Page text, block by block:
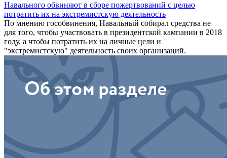
Навального обвиняют в сборе пожертвований с целью
потратить их на экстремистскую деятельность
По мнению гособвинения, Навальный собирал средства не
для того, чтобы участвовать в президентской кампании в 2018
году, а чтобы потратить их на личные цели и
"экстремистскую" деятельность своих организаций.